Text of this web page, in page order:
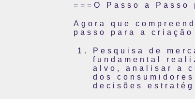
===O Passo a
Agora que
passo para a
Pesquisa de
fundamental
alvo, analisar a
dos
decisões